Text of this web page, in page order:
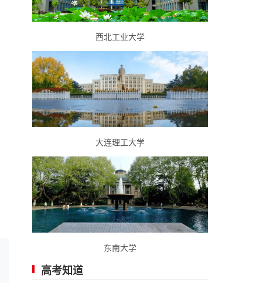
西北工业大学
大连理工大学
东南大学
高考知道